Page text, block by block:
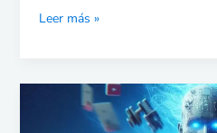
Leer más »